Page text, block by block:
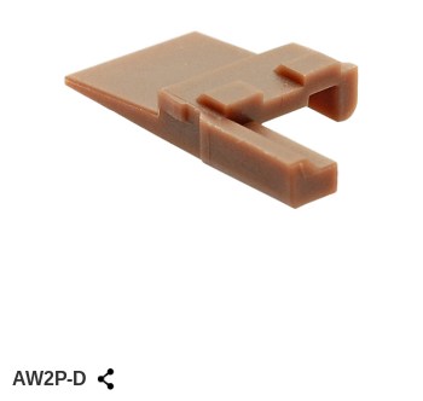
AW2P-D